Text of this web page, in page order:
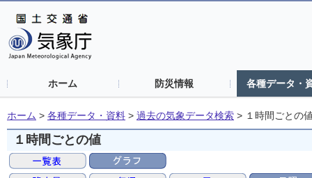
ホーム 防災情報 各種データ・
ホーム > 各種データ・資料 > 過去の気象データ検索 > １時間ごとの
１時間ごとの値